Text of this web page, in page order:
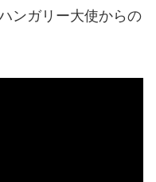
ンガリー大使からの